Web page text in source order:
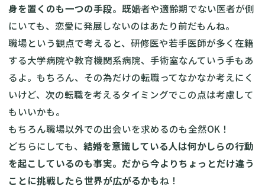
身を置くのも一つの手段。既婚者や適齢期でない医者が側
にいても、恋愛に発展しないのはあたり前だもんね。
職場という観点で考えると、研修医や若手医師が多く在籍
する大学病院や教育機関系病院、手術室なんていう手もあ
るよ。もちろん、その為だけの転職ってなかなか考えにく
いけど、次の転職を考えるタイミングでこの点は考慮して
もいいかも。
もちろん職場以外での出会いを求めるのも全然OK！
どちらにしても、 結婚を意識している人は何かしらの行動
を起こしているのも事実。だから今よりちょっとだけ違う
ことに挑戦したら世界が広がるかもね！